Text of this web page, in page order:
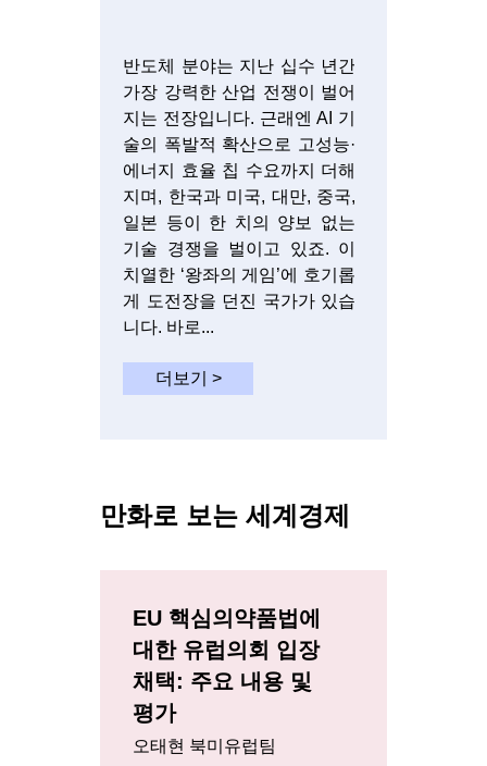
반도체 분야는 지난 십수 년간
가장 강력한 산업 전쟁이 벌어
지는 전장입니다. 근래엔 AI 기
술의 폭발적 확산으로 고성능·
에너지 효율 칩 수요까지 더해
지며, 한국과 미국, 대만, 중국,
일본 등이 한 치의 양보 없는
기술 경쟁을 벌이고 있죠. 이
치열한 ‘왕좌의 게임’에 호기롭
게 도전장을 던진 국가가 있습
니다. 바로...
더보기 >
만화로 보는 세계경제
EU 핵심의약품법에
대한 유럽의회 입장
채택: 주요 내용 및
평가
오태현 북미유럽팀